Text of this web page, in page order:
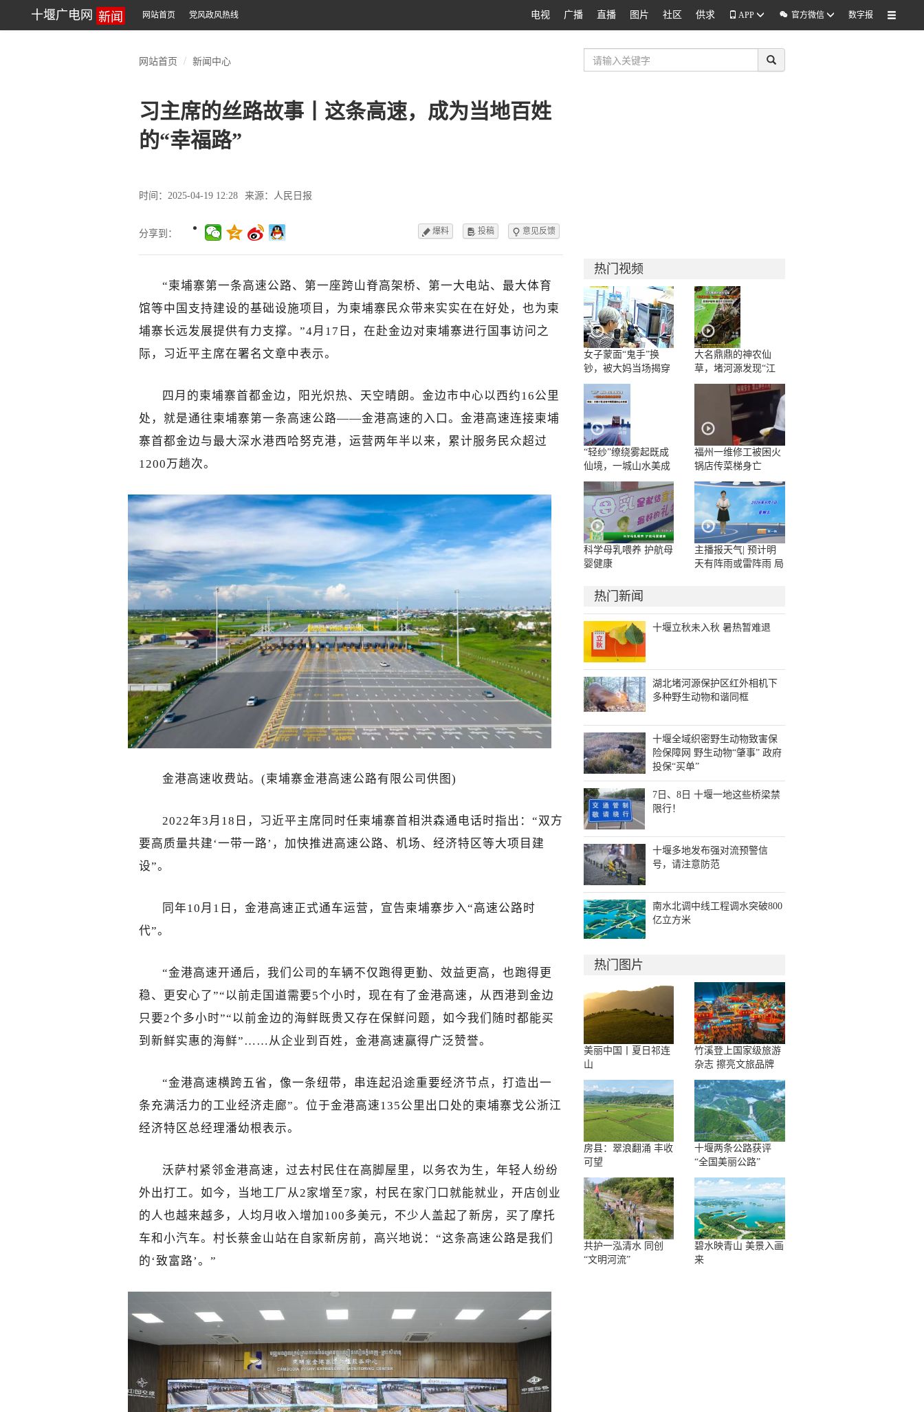
十堰广电网 新闻 网站首页 党风政风热线 电视 广播 直播 图片 社区 供求 APP  官方微信 数字报
网站首页 新闻中心
习主席的丝路故事丨这条高速，成为当地百姓
的“幸福路”
时间：2025-04-19 12:28 来源：人民日报
分享到： 爆料  投稿  意见反馈
“柬埔寨第一条高速公路、第一座跨山脊高架桥、第一大电站、最大体育
馆等中国支持建设的基础设施项目，为柬埔寨民众带来实实在在好处，也为柬
埔寨长远发展提供有力支撑。”4月17日，在赴金边对柬埔寨进行国事访问之
际，习近平主席在署名文章中表示。
四月的柬埔寨首都金边，阳光炽热、天空晴朗。金边市中心以西约16公里
处，就是通往柬埔寨第一条高速公路——金港高速的入口。金港高速连接柬埔
寨首都金边与最大深水港西哈努克港，运营两年半以来，累计服务民众超过
1200万趟次。
金港高速收费站。(柬埔寨金港高速公路有限公司供图)
2022年3月18日，习近平主席同时任柬埔寨首相洪森通电话时指出：“双方
要高质量共建‘一带一路’，加快推进高速公路、机场、经济特区等大项目建
设”。
同年10月1日，金港高速正式通车运营，宣告柬埔寨步入“高速公路时
代”。
“金港高速开通后，我们公司的车辆不仅跑得更勤、效益更高，也跑得更
稳、更安心了”“以前走国道需要5个小时，现在有了金港高速，从西港到金边
只要2个多小时”“以前金边的海鲜既贵又存在保鲜问题，如今我们随时都能买
到新鲜实惠的海鲜”……从企业到百姓，金港高速赢得广泛赞誉。
“金港高速横跨五省，像一条纽带，串连起沿途重要经济节点，打造出一
条充满活力的工业经济走廊”。位于金港高速135公里出口处的柬埔寨戈公浙江
经济特区总经理潘幼根表示。
沃萨村紧邻金港高速，过去村民住在高脚屋里，以务农为生，年轻人纷纷
外出打工。如今，当地工厂从2家增至7家，村民在家门口就能就业，开店创业
的人也越来越多，人均月收入增加100多美元，不少人盖起了新房，买了摩托
车和小汽车。村长蔡金山站在自家新房前，高兴地说：“这条高速公路是我们
的‘致富路’。”
热门视频
女子蒙面“鬼手”换
钞，被大妈当场揭穿
大名鼎鼎的神农仙
草，堵河源发现“江
边一碗水”野生群落
“轻纱”缭绕雾起既成
仙境，一城山水美成
水墨长卷
福州一维修工被困火
锅店传菜梯身亡
科学母乳喂养 护航母
婴健康
主播报天气| 预计明
天有阵雨或雷阵雨 局
热门新闻
十堰立秋未入秋 暑热暂难退
湖北堵河源保护区红外相机下
多种野生动物和谐同框
十堰全域织密野生动物致害保
险保障网 野生动物“肇事” 政府
投保“买单”
7日、8日 十堰一地这些桥梁禁
限行！
十堰多地发布强对流预警信
号，请注意防范
南水北调中线工程调水突破800
亿立方米
热门图片
美丽中国丨夏日祁连
山
竹溪登上国家级旅游
杂志 擦亮文旅品牌
房县：翠浪翻涌 丰收
可望
十堰两条公路获评
“全国美丽公路”
共护一泓清水 同创
“文明河流”
碧水映青山 美景入画
来